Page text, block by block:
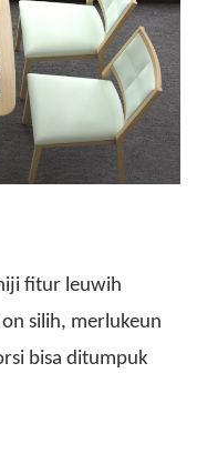
fitur leuwih
silih, merlukeun
bisa ditumpuk